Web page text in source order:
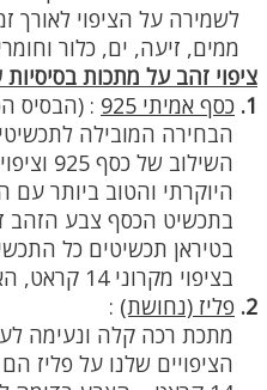
לשמירה על הציפוי לאורך
ממים, זיעה, ים, כלור
ציפוי זהב על מתכות בסיסיות
1. כסף אמיתי 925 : (הבסיס
הבחירה המובילה
השילוב של כסף 925 וציפוי זהב יוצר את התכשיט
היוקרתי והטוב ביותר עם
בתכשיט הכסף צבע הזהב
בטיראן תכשיטים כל התכשיטי כסף
בציפוי מקרוני 14 קראט, האיכותי והעמיד ביותר.
2. פליז (נחושת) :
מתכת רכה קלה ונעימה
הציפויים שלנו על פליז